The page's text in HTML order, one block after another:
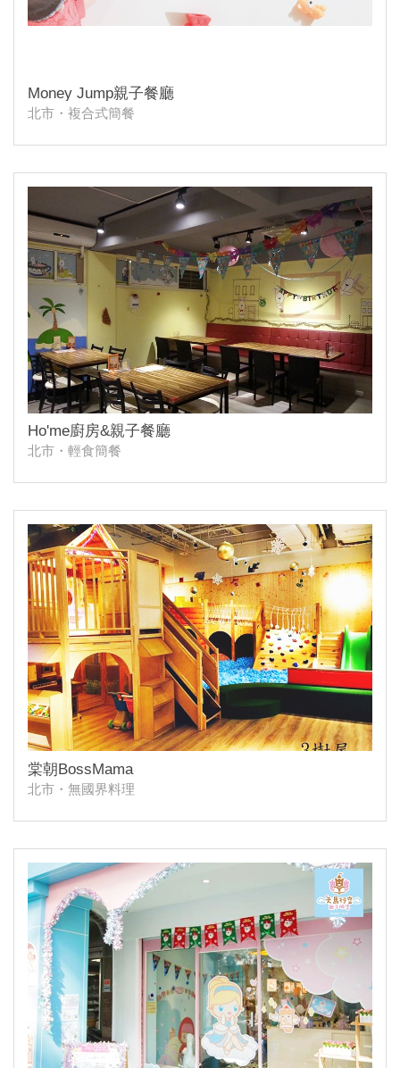
Money Jump親子餐廳
北市・複合式簡餐
Ho'me廚房&親子餐廳
北市・輕食簡餐
棠朝BossMama
北市・無國界料理